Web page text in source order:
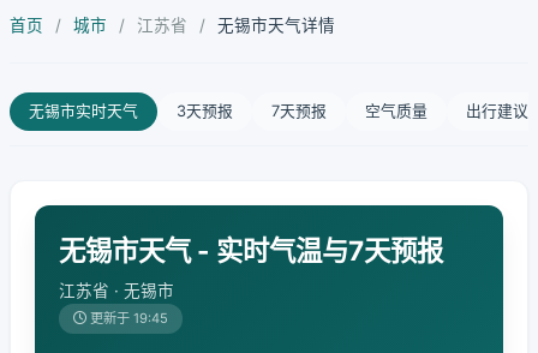
首页 / 城市 / 江苏省 / 无锡市天气详情
无锡市实时天气 3天预报 7天预报 空气质量 出行建议
无锡市天气 - 实时气温与7天预报
江苏省 · 无锡市
更新于 19:45